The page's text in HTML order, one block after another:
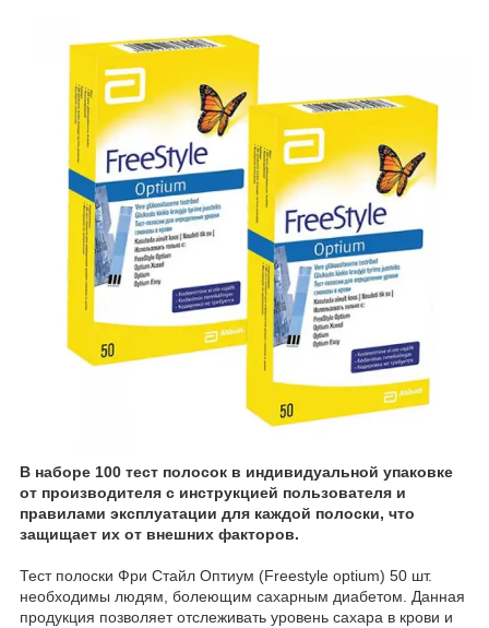
В наборе 100 тест полосок в индивидуальной упаковке
от производителя с инструкцией пользователя и
правилами эксплуатации для каждой полоски, что
защищает их от внешних факторов.
Тест полоски Фри Стайл Оптиум (Freestyle optium) 50 шт.
необходимы людям, болеющим сахарным диабетом. Данная
продукция позволяет отслеживать уровень сахара в крови и